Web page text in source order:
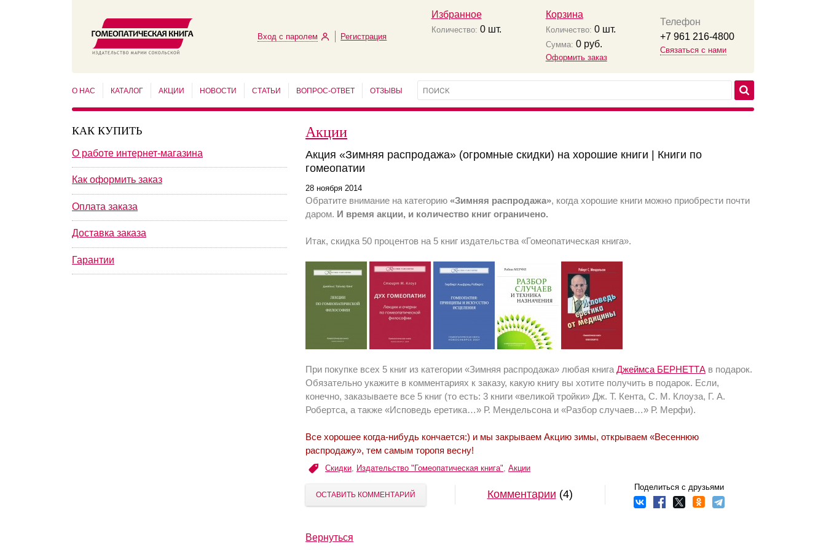
Вход с паролем Регистрация
Избранное
Количество: 0шт.
Корзина
Количество: 0шт.
Сумма: 0руб.
Оформить заказ
Телефон
+7 961 216-4800
Связаться с нами
О НАС КАТАЛОГ АКЦИИ НОВОСТИ СТАТЬИ ВОПРОС-ОТВЕТ ОТЗЫВЫ
КАК КУПИТЬ
О работе интернет-магазина
Как оформить заказ
Оплата заказа
Доставка заказа
Гарантии
Акции
Акция «Зимняя распродажа» (огромные скидки) на хорошие книги | Книги по
гомеопатии
28 ноября 2014
Обратите внимание на категорию «Зимняя распродажа», когда хорошие книги можно приобрести почти
даром. И время акции, и количество книг ограничено.
Итак, скидка 50 процентов на 5 книг издательства «Гомеопатическая книга».
При покупке всех 5 книг из категории «Зимняя распродажа» любая книга Джеймса БЕРНЕТТА в подарок.
Обязательно укажите в комментариях к заказу, какую книгу вы хотите получить в подарок. Если,
конечно, заказываете все 5 книг (то есть: 3 книги «великой тройки» Дж. Т. Кента, С. М. Клоуза, Г. А.
Робертса, а также «Исповедь еретика…» Р. Мендельсона и «Разбор случаев…» Р. Мерфи).
Все хорошее когда-нибудь кончается:) и мы закрываем Акцию зимы, открываем «Весеннюю
распродажу», тем самым торопя весну!
Скидки, Издательство "Гомеопатическая книга", Акции
ОСТАВИТЬ КОММЕНТАРИЙ Комментарии (4)
Поделиться с друзьями
Вернуться